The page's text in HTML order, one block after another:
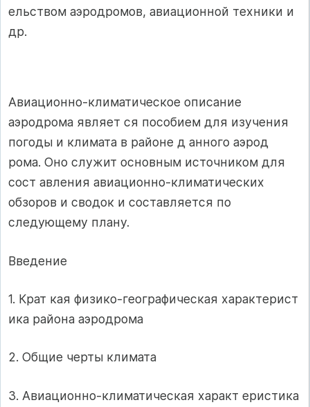
ельством аэродромов, авиационной техники и
др.
Авиационно-климатическое описание
аэродрома являет ся пособием для изучения
погоды и климата в районе д анного аэрод
рома. Оно служит основным источником для
сост авления авиационно-климатических
обзоров и сводок и составляется по
следующему плану.
Введение
1. Крат кая физико-географическая характерист
ика района аэродрома
2. Общие черты климата
3. Авиационно-климатическая характ еристика